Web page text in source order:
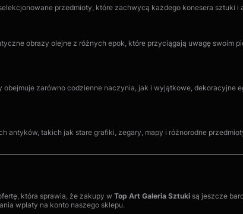
przedmioty, które zachwycą każdego konesera sztuki i
obrazy olejne z różnych epok, które przyciągają uwagę swoim
zarówno codzienne naczynia, jak i wyjątkowe,
antyków, takich jak stare grafiki, zegary, mapy i różnorodne
która sprawia, że zakupy w Top Art Galeria Sztuki są jeszcze
wpłaty na konto naszego sklepu.